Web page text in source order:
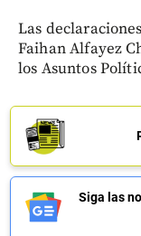
Las
Faihan Alfayez
los Asuntos
Siga las